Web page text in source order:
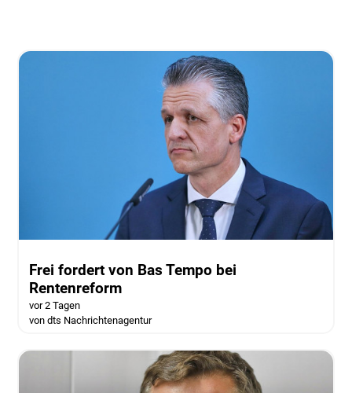
Frei fordert von Bas Tempo bei
Rentenreform
vor 2 Tagen
von dts Nachrichtenagentur